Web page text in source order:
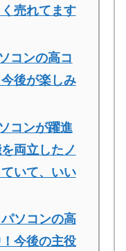
売れてます
コンの高コ
後が楽しみ
コンが躍進
両立したノ
いて、いい
ソコンの高
今後の主役